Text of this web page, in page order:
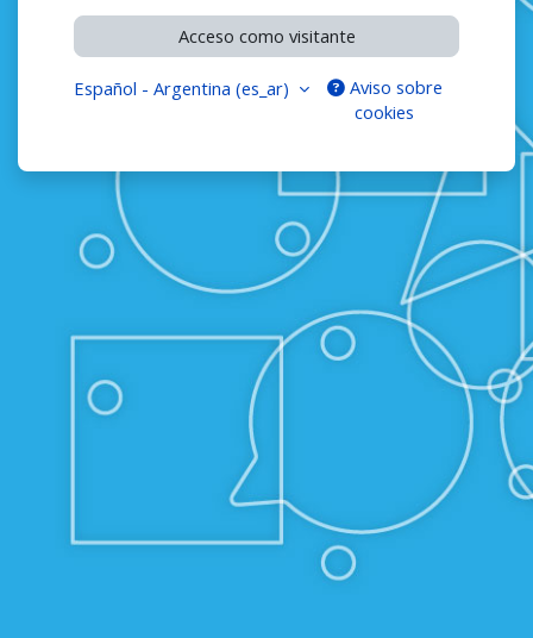
Acceso como visitante
Español - Argentina ‎(es_ar)‎
Aviso sobre
cookies